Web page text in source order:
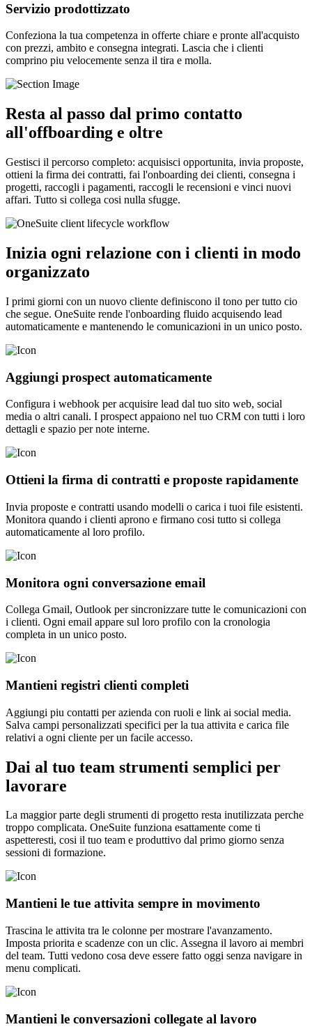
Servizio prodottizzato
Confeziona la tua competenza in offerte chiare e pronte all'acquisto
con prezzi, ambito e consegna integrati. Lascia che i clienti
comprino piu velocemente senza il tira e molla.
Resta al passo dal primo contatto
all'offboarding e oltre
Gestisci il percorso completo: acquisisci opportunita, invia proposte,
ottieni la firma dei contratti, fai l'onboarding dei clienti, consegna i
progetti, raccogli i pagamenti, raccogli le recensioni e vinci nuovi
affari. Tutto si collega cosi nulla sfugge.
Inizia ogni relazione con i clienti in modo
organizzato
I primi giorni con un nuovo cliente definiscono il tono per tutto cio
che segue. OneSuite rende l'onboarding fluido acquisendo lead
automaticamente e mantenendo le comunicazioni in un unico posto.
Aggiungi prospect automaticamente
Configura i webhook per acquisire lead dal tuo sito web, social
media o altri canali. I prospect appaiono nel tuo CRM con tutti i loro
dettagli e spazio per note interne.
Ottieni la firma di contratti e proposte rapidamente
Invia proposte e contratti usando modelli o carica i tuoi file esistenti.
Monitora quando i clienti aprono e firmano cosi tutto si collega
automaticamente al loro profilo.
Monitora ogni conversazione email
Collega Gmail, Outlook per sincronizzare tutte le comunicazioni con
i clienti. Ogni email appare sul loro profilo con la cronologia
completa in un unico posto.
Mantieni registri clienti completi
Aggiungi piu contatti per azienda con ruoli e link ai social media.
Salva campi personalizzati specifici per la tua attivita e carica file
relativi a ogni cliente per un facile accesso.
Dai al tuo team strumenti semplici per
lavorare
La maggior parte degli strumenti di progetto resta inutilizzata perche
troppo complicata. OneSuite funziona esattamente come ti
aspetteresti, cosi il tuo team e produttivo dal primo giorno senza
sessioni di formazione.
Mantieni le tue attivita sempre in movimento
Trascina le attivita tra le colonne per mostrare l'avanzamento.
Imposta priorita e scadenze con un clic. Assegna il lavoro ai membri
del team. Tutti vedono cosa deve essere fatto oggi senza navigare in
menu complicati.
Mantieni le conversazioni collegate al lavoro